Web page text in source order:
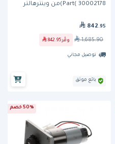
Part( 30002178)من وينترهالتر
842 .95
1,685.90 وفّر 842.95
توصيل مجاني
بائع موثق
50% خصم